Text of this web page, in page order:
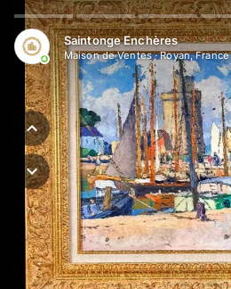
Aller au contenu principal
Saintonge Enchères
Maison de Ventes·Royan, France